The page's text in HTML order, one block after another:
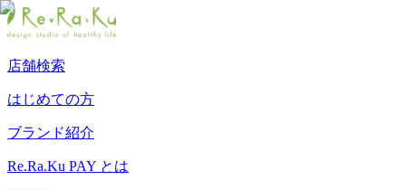
店舗検索
はじめての方
ブランド紹介
Re.Ra.Ku PAY とは